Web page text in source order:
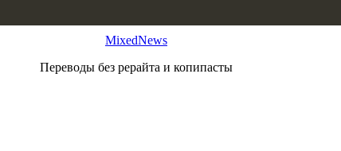
MixedNews
Переводы без рерайта и копипасты